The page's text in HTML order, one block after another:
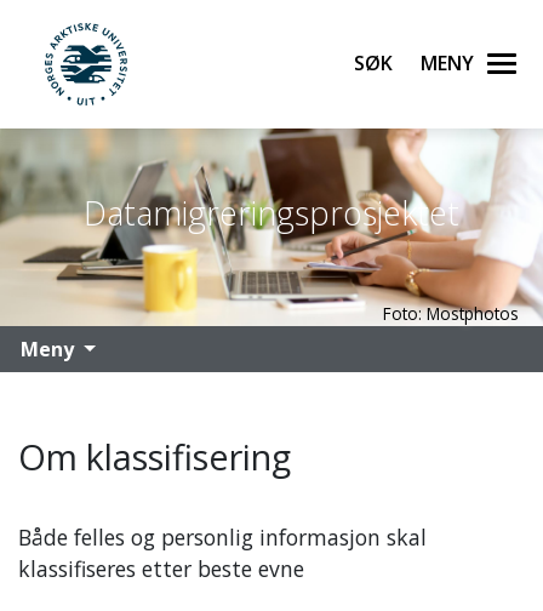
Gå til hovedinnhold
UiT Norges arktiske universitet
Søk Meny
Datamigreringsprosjektet
Foto: Mostphotos
Meny
Om klassifisering
Både felles og personlig informasjon skal
klassifiseres etter beste evne